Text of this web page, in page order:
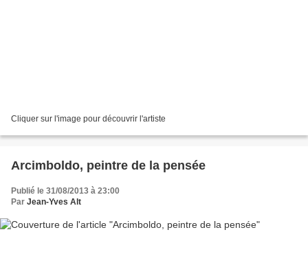
Cliquer sur l'image pour découvrir l'artiste
Arcimboldo, peintre de la pensée
Publié le 31/08/2013 à 23:00
Par Jean-Yves Alt